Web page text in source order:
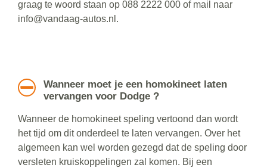
graag te woord staan op 088 2222 000 of mail naar
info@vandaag-autos.nl.
Wanneer moet je een homokineet laten
vervangen voor Dodge ?
Wanneer de homokineet speling vertoond dan wordt
het tijd om dit onderdeel te laten vervangen. Over het
algemeen kan wel worden gezegd dat de speling door
versleten kruiskoppelingen zal komen. Bij een